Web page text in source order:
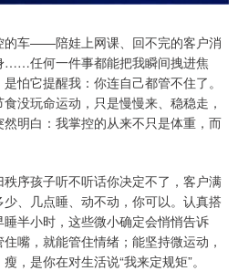
的车——陪娃上网课、回不完的客户消
……任何一件事都能把我瞬间拽进焦
怕它提醒我：你连自己都管不住了。
没玩命运动，只是慢慢来、稳稳走，
明白：我掌控的从来不只是体重，而
序孩子听不听话你决定不了，客户满
、几点睡、动不动，你可以。认真搭
半小时，这些微小确定会悄悄告诉
嘴，就能管住情绪；能坚持微运动，
，是你在对生活说“我来定规矩”。